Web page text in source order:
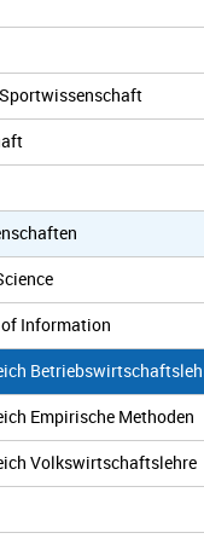
Information
Empirische Methoden
Volkswirtschaftslehre